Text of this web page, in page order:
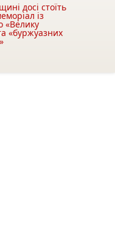
досі стоїть
із
«Велику
«буржуазних